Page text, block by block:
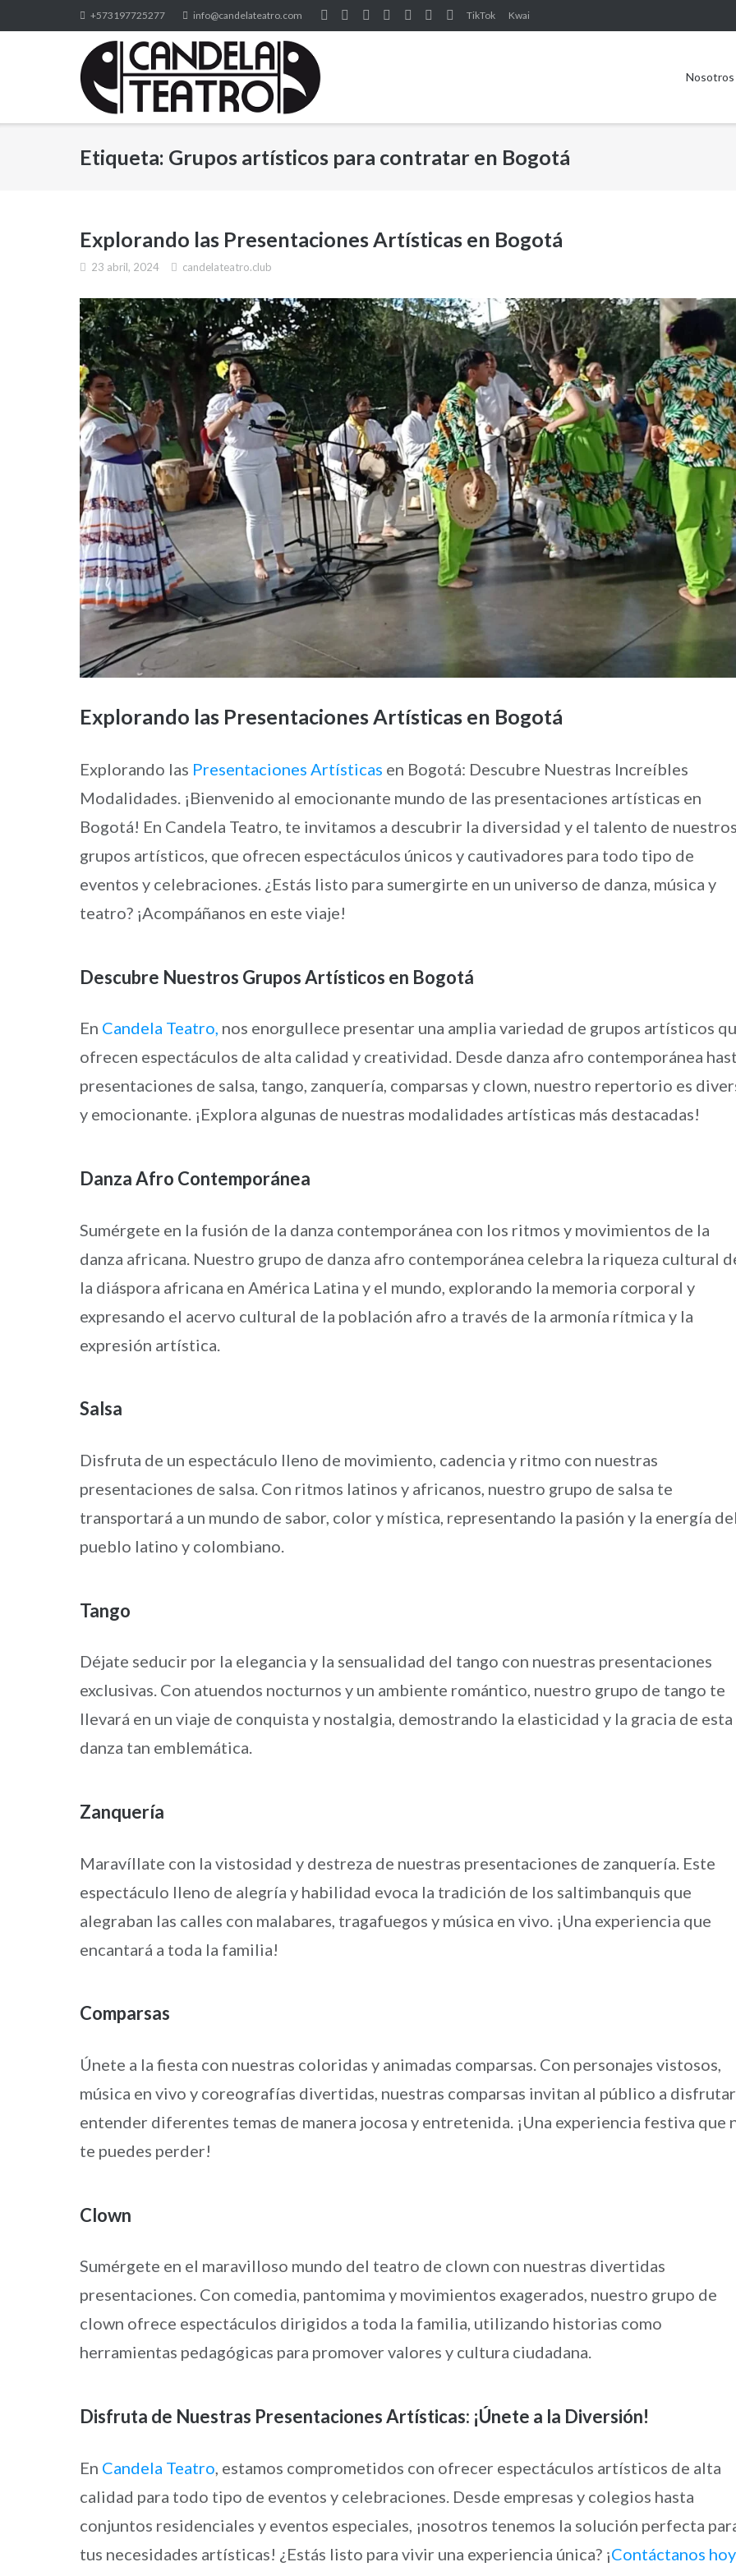
al
+573197725277 info@candelateatro.com TikTok Kwai
Nosotros
Etiqueta: Grupos artísticos para contratar en Bogotá
Explorando las Presentaciones Artísticas en Bogotá
23 abril, 2024 candelateatro.club
Explorando las Presentaciones Artísticas en Bogotá
Explorando las Presentaciones Artísticas en Bogotá: Descubre Nuestras Increíbles
Modalidades. ¡Bienvenido al emocionante mundo de las presentaciones artísticas en
Bogotá! En Candela Teatro, te invitamos a descubrir la diversidad y el talento de
grupos artísticos, que ofrecen espectáculos únicos y cautivadores para todo tipo de
eventos y celebraciones. ¿Estás listo para sumergirte en un universo de danza, música y
teatro? ¡Acompáñanos en este viaje!
Descubre Nuestros Grupos Artísticos en Bogotá
En Candela Teatro, nos enorgullece presentar una amplia variedad de grupos artísticos
ofrecen espectáculos de alta calidad y creatividad. Desde danza afro contemporánea
presentaciones de salsa, tango, zanquería, comparsas y clown, nuestro repertorio es
y emocionante. ¡Explora algunas de nuestras modalidades artísticas más destacadas!
Danza Afro Contemporánea
Sumérgete en la fusión de la danza contemporánea con los ritmos y movimientos de la
danza africana. Nuestro grupo de danza afro contemporánea celebra la riqueza cultural
la diáspora africana en América Latina y el mundo, explorando la memoria corporal y
expresando el acervo cultural de la población afro a través de la armonía rítmica y la
expresión artística.
Salsa
Disfruta de un espectáculo lleno de movimiento, cadencia y ritmo con nuestras
presentaciones de salsa. Con ritmos latinos y africanos, nuestro grupo de salsa te
transportará a un mundo de sabor, color y mística, representando la pasión y la energía
pueblo latino y colombiano.
Tango
Déjate seducir por la elegancia y la sensualidad del tango con nuestras presentaciones
exclusivas. Con atuendos nocturnos y un ambiente romántico, nuestro grupo de tango te
llevará en un viaje de conquista y nostalgia, demostrando la elasticidad y la gracia de esta
danza tan emblemática.
Zanquería
Maravíllate con la vistosidad y destreza de nuestras presentaciones de zanquería. Este
espectáculo lleno de alegría y habilidad evoca la tradición de los saltimbanquis que
alegraban las calles con malabares, tragafuegos y música en vivo. ¡Una experiencia que
encantará a toda la familia!
Comparsas
Únete a la fiesta con nuestras coloridas y animadas comparsas. Con personajes vistosos,
música en vivo y coreografías divertidas, nuestras comparsas invitan al público a
entender diferentes temas de manera jocosa y entretenida. ¡Una experiencia festiva que
te puedes perder!
Clown
Sumérgete en el maravilloso mundo del teatro de clown con nuestras divertidas
presentaciones. Con comedia, pantomima y movimientos exagerados, nuestro grupo de
clown ofrece espectáculos dirigidos a toda la familia, utilizando historias como
herramientas pedagógicas para promover valores y cultura ciudadana.
Disfruta de Nuestras Presentaciones Artísticas: ¡Únete a la Diversión!
En Candela Teatro , estamos comprometidos con ofrecer espectáculos artísticos de alta
calidad para todo tipo de eventos y celebraciones. Desde empresas y colegios hasta
conjuntos residenciales y eventos especiales, ¡nosotros tenemos la solución perfecta
tus necesidades artísticas! ¿Estás listo para vivir una experiencia única? ¡Contáctanos hoy